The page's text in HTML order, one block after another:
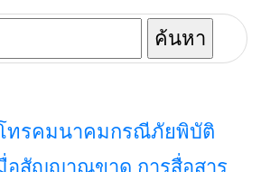
ทรคมนาคมกรณีภัยพิบัติ
มื่อสัญญาณขาด การสื่อสาร